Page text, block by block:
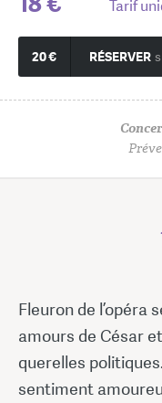
Tarif
20 € RÉSERVER
Fleuron de l’opéra
amours de César
querelles
sentiment